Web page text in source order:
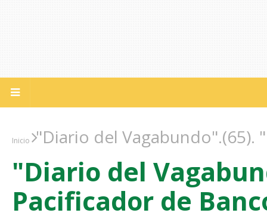
Inicio "Diario del Vagabundo".(65).
"Diario del
Pacificador de